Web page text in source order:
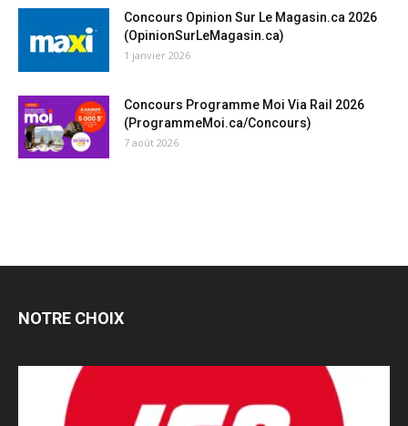
Concours Opinion Sur Le Magasin.ca 2026
(OpinionSurLeMagasin.ca)
1 janvier 2026
Concours Programme Moi Via Rail 2026
(ProgrammeMoi.ca/Concours)
7 août 2026
NOTRE CHOIX